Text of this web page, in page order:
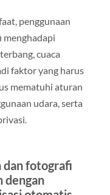
penggunaan
cuaca
faktor yang harus
mematuhi aturan
udara, serta
dan fotografi
dengan